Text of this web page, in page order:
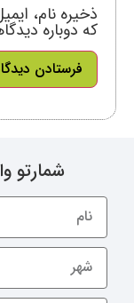
ذخیره نام،
که دوباره
شمارتو